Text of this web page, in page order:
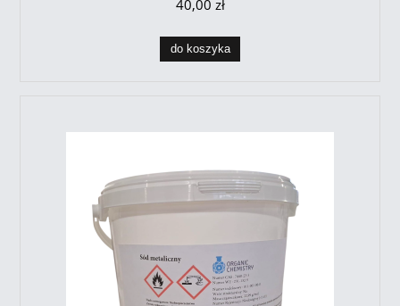
40,00 zł
do koszyka